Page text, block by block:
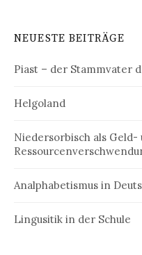
NEUESTE BEITRÄGE
Piast – der Stammvater
Helgoland
Niedersorbisch als Geld-
Analphabetismus in
Lingusitik in der Schule